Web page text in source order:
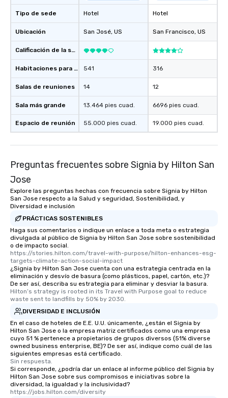
those Instagram moments you share.
For added ease, we can even arrange
transportation pick-up and drop-off,
as well as an event photographer. And
an evening helicopter ride over the
glittering lights of The Strip. A
Memorable Experience for All Lip
to gather and dine that few have
experienced, and all are sure to
remember. Our one-of-a-kind tours
will reminisce about long after they
One of the best reasons to book is the
convenient and efficient way the
experience is designed. All
restaurants are within an easy
walking distance of each other. The
short stroll allows your group
members a chance to engage in prime
networking opportunities before
heading to the next place on your tour
itinerary. You Get a Dinner and a Show
Our tours offer an exquisite feast plus
entertainment. All tours include a
knowledgeable, professional guide
who leads the group on a walking tour,
offering engaging tidbits and
fascinating stories. Several other
interactive experiences are included
along the way exclusively to our tours,
ensuring there is never a dull moment.
Different Types of Cuisine Our
Tipo de sede
Ubicación
Calificación de la sede
Habitaciones para huéspedes
Salas de reuniones
Sala más grande
Espacio de reunión
Hotel
San José, US
541
14
13.464 pies cuad.
55.000 pies cuad.
Hotel
San Francisco, US
316
12
6696 pies cuad.
19.000 pies cuad.
Preguntas frecuentes sobre Signia by Hilton San
Jose
Explore las preguntas hechas con frecuencia sobre Signia by Hilton
San Jose respecto a la Salud y seguridad, Sostenibilidad, y
Diversidad e inclusión
PRÁCTICAS SOSTENIBLES
Haga sus comentarios o indique un enlace a toda meta o estrategia
divulgada al público de Signia by Hilton San Jose sobre sostenibilidad
o de impacto social.
https://stories.hilton.com/travel-with-purpose/hilton-enhances-esg-
targets-climate-action-social-impact
¿Signia by Hilton San Jose cuenta con una estrategia centrada en la
eliminación y desvío de basura (como plásticos, papel, cartón, etc.)?
De ser así, describa su estrategia para eliminar y desviar la basura.
Hilton’s strategy is rooted in its Travel with Purpose goal to reduce
waste sent to landfills by 50% by 2030.
DIVERSIDAD E INCLUSIÓN
En el caso de hoteles de E.E. U.U. únicamente, ¿están el Signia by
Hilton San Jose o la empresa matriz certificados como una empresa
cuyo 51 % pertenece a propietarios de grupos diversos (51% diverse
owned business enterprise, BE)? De ser así, indique como cuál de las
siguientes empresas está certificado.
Sin respuesta.
Si corresponde, ¿podría dar un enlace al informe público del Signia by
Hilton San Jose sobre sus compromisos e iniciativas sobre la
diversidad, la igualdad y la inclusividad?
https://jobs.hilton.com/diversity